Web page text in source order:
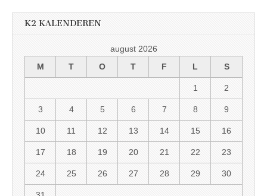
K2 KALENDEREN
august 2026
M
T O T F L S
1 2
3 4 5 6 7 8 9
10 11 12 13 14 15 16
17 18 19 20 21 22 23
24 25 26 27 28 29 30